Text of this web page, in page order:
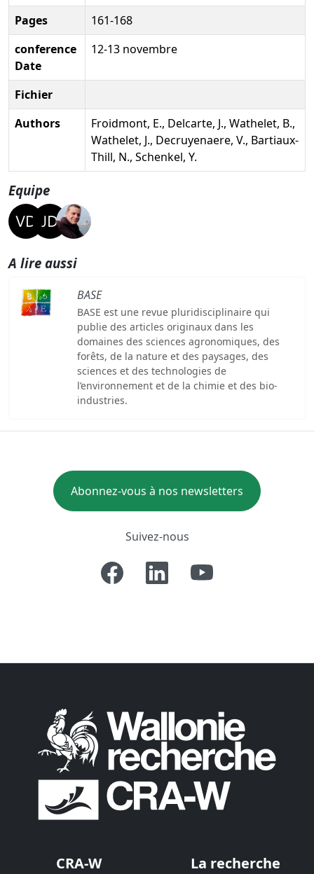
Pages
161-168
conference
Date
12-13 novembre
Fichier
Authors
Froidmont, E., Delcarte, J., Wathelet, B.,
Wathelet, J., Decruyenaere, V., Bartiaux-
Thill, N., Schenkel, Y.
Equipe
A lire aussi
BASE
BASE est une revue pluridisciplinaire qui
publie des articles originaux dans les
domaines des sciences agronomiques, des
forêts, de la nature et des paysages, des
sciences et des technologies de
l’environnement et de la chimie et des bio-
industries.
Abonnez-vous à nos newsletters
Suivez-nous
CRA-W La recherche